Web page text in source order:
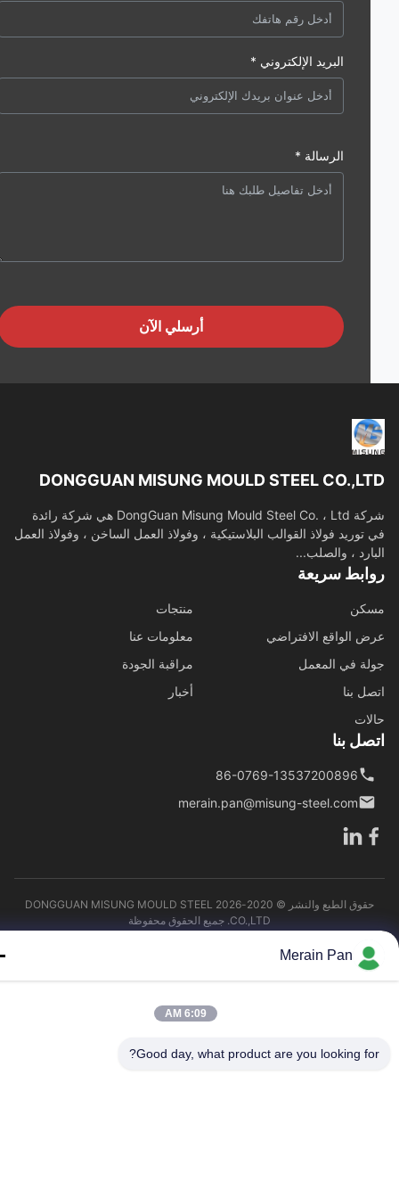
البريد الإلكتروني *
الرسالة *
أرسلي الآن
DONGGUAN MISUNG MOULD STEEL
شركة DongGuan Misung Mould Steel Co. ، Ltd هي شركة رائدة
فولاذ القوالب البلاستيكية ، وفولاذ العمل الساخن ، وفولاذ العمل
، والصلب...
سريعة
منتجات
الواقع الافتراضي
معلومات عنا
في المعمل
مراقبة الجودة
بنا
بنا
86-0769-13537200896
merain.pan@misung-steel.com
حقوق الطبع والنشر © 2020-2026 DONGGUAN MISUNG MOULD STEEL
CO.,LTD. جميع الحقوق محفوظة
Merain Pan
6:09 AM
Good day, what product are you looking